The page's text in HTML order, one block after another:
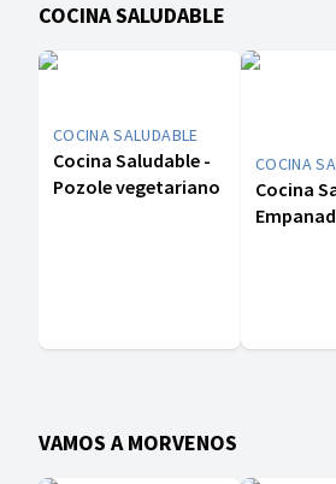
COCINA SALUDABLE
COCINA SALUDABLE
Cocina Saludable -
Pozole vegetariano
COCINA
Cocina
VAMOS A MORVENOS